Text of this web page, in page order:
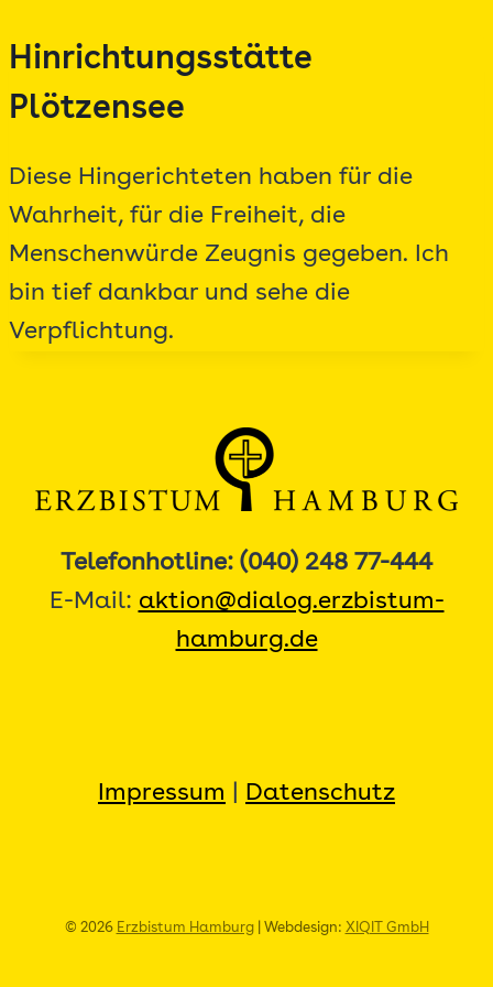
Inhalt
springen
Hinrichtungsstätte
Plötzensee
Diese Hingerichteten haben für die
Wahrheit, für die Freiheit, die
Menschenwürde Zeugnis gegeben. Ich
bin tief dankbar und sehe die
Verpflichtung.
Telefonhotline: (040) 248 77-444
E-Mail: aktion@dialog.erzbistum-
hamburg.de
Impressum Datenschutz
© 2026 Erzbistum Hamburg| Webdesign: XIQIT GmbH